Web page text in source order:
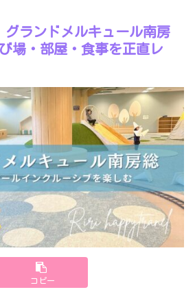
グランドメルキュール南房
場・部屋・食事を正直レ
コピー